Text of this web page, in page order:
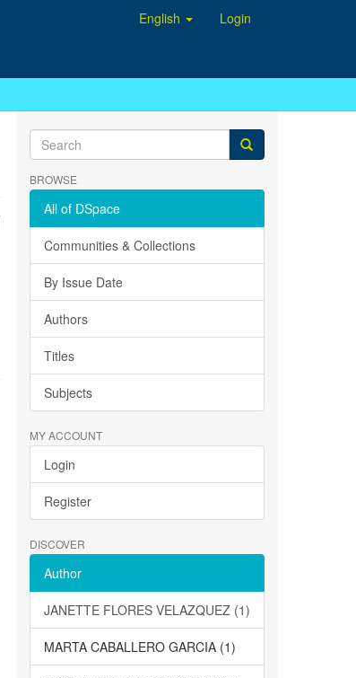
English Login
BROWSE
All of DSpace
Communities & Collections
By Issue Date
Authors
Titles
Subjects
MY ACCOUNT
Login
Register
DISCOVER
Author
JANETTE FLORES VELAZQUEZ (1)
MARTA CABALLERO GARCIA (1)